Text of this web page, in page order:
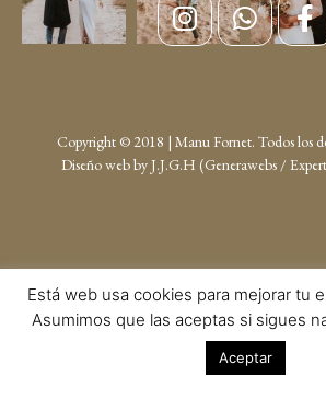
Copyright © 2018 | Manu Fornet. Todos los
Diseño web byJ.J.G.H (Generawebs /
Está web usa cookies para mejorar tu
Asumimos que las aceptas si sigues
Aceptar